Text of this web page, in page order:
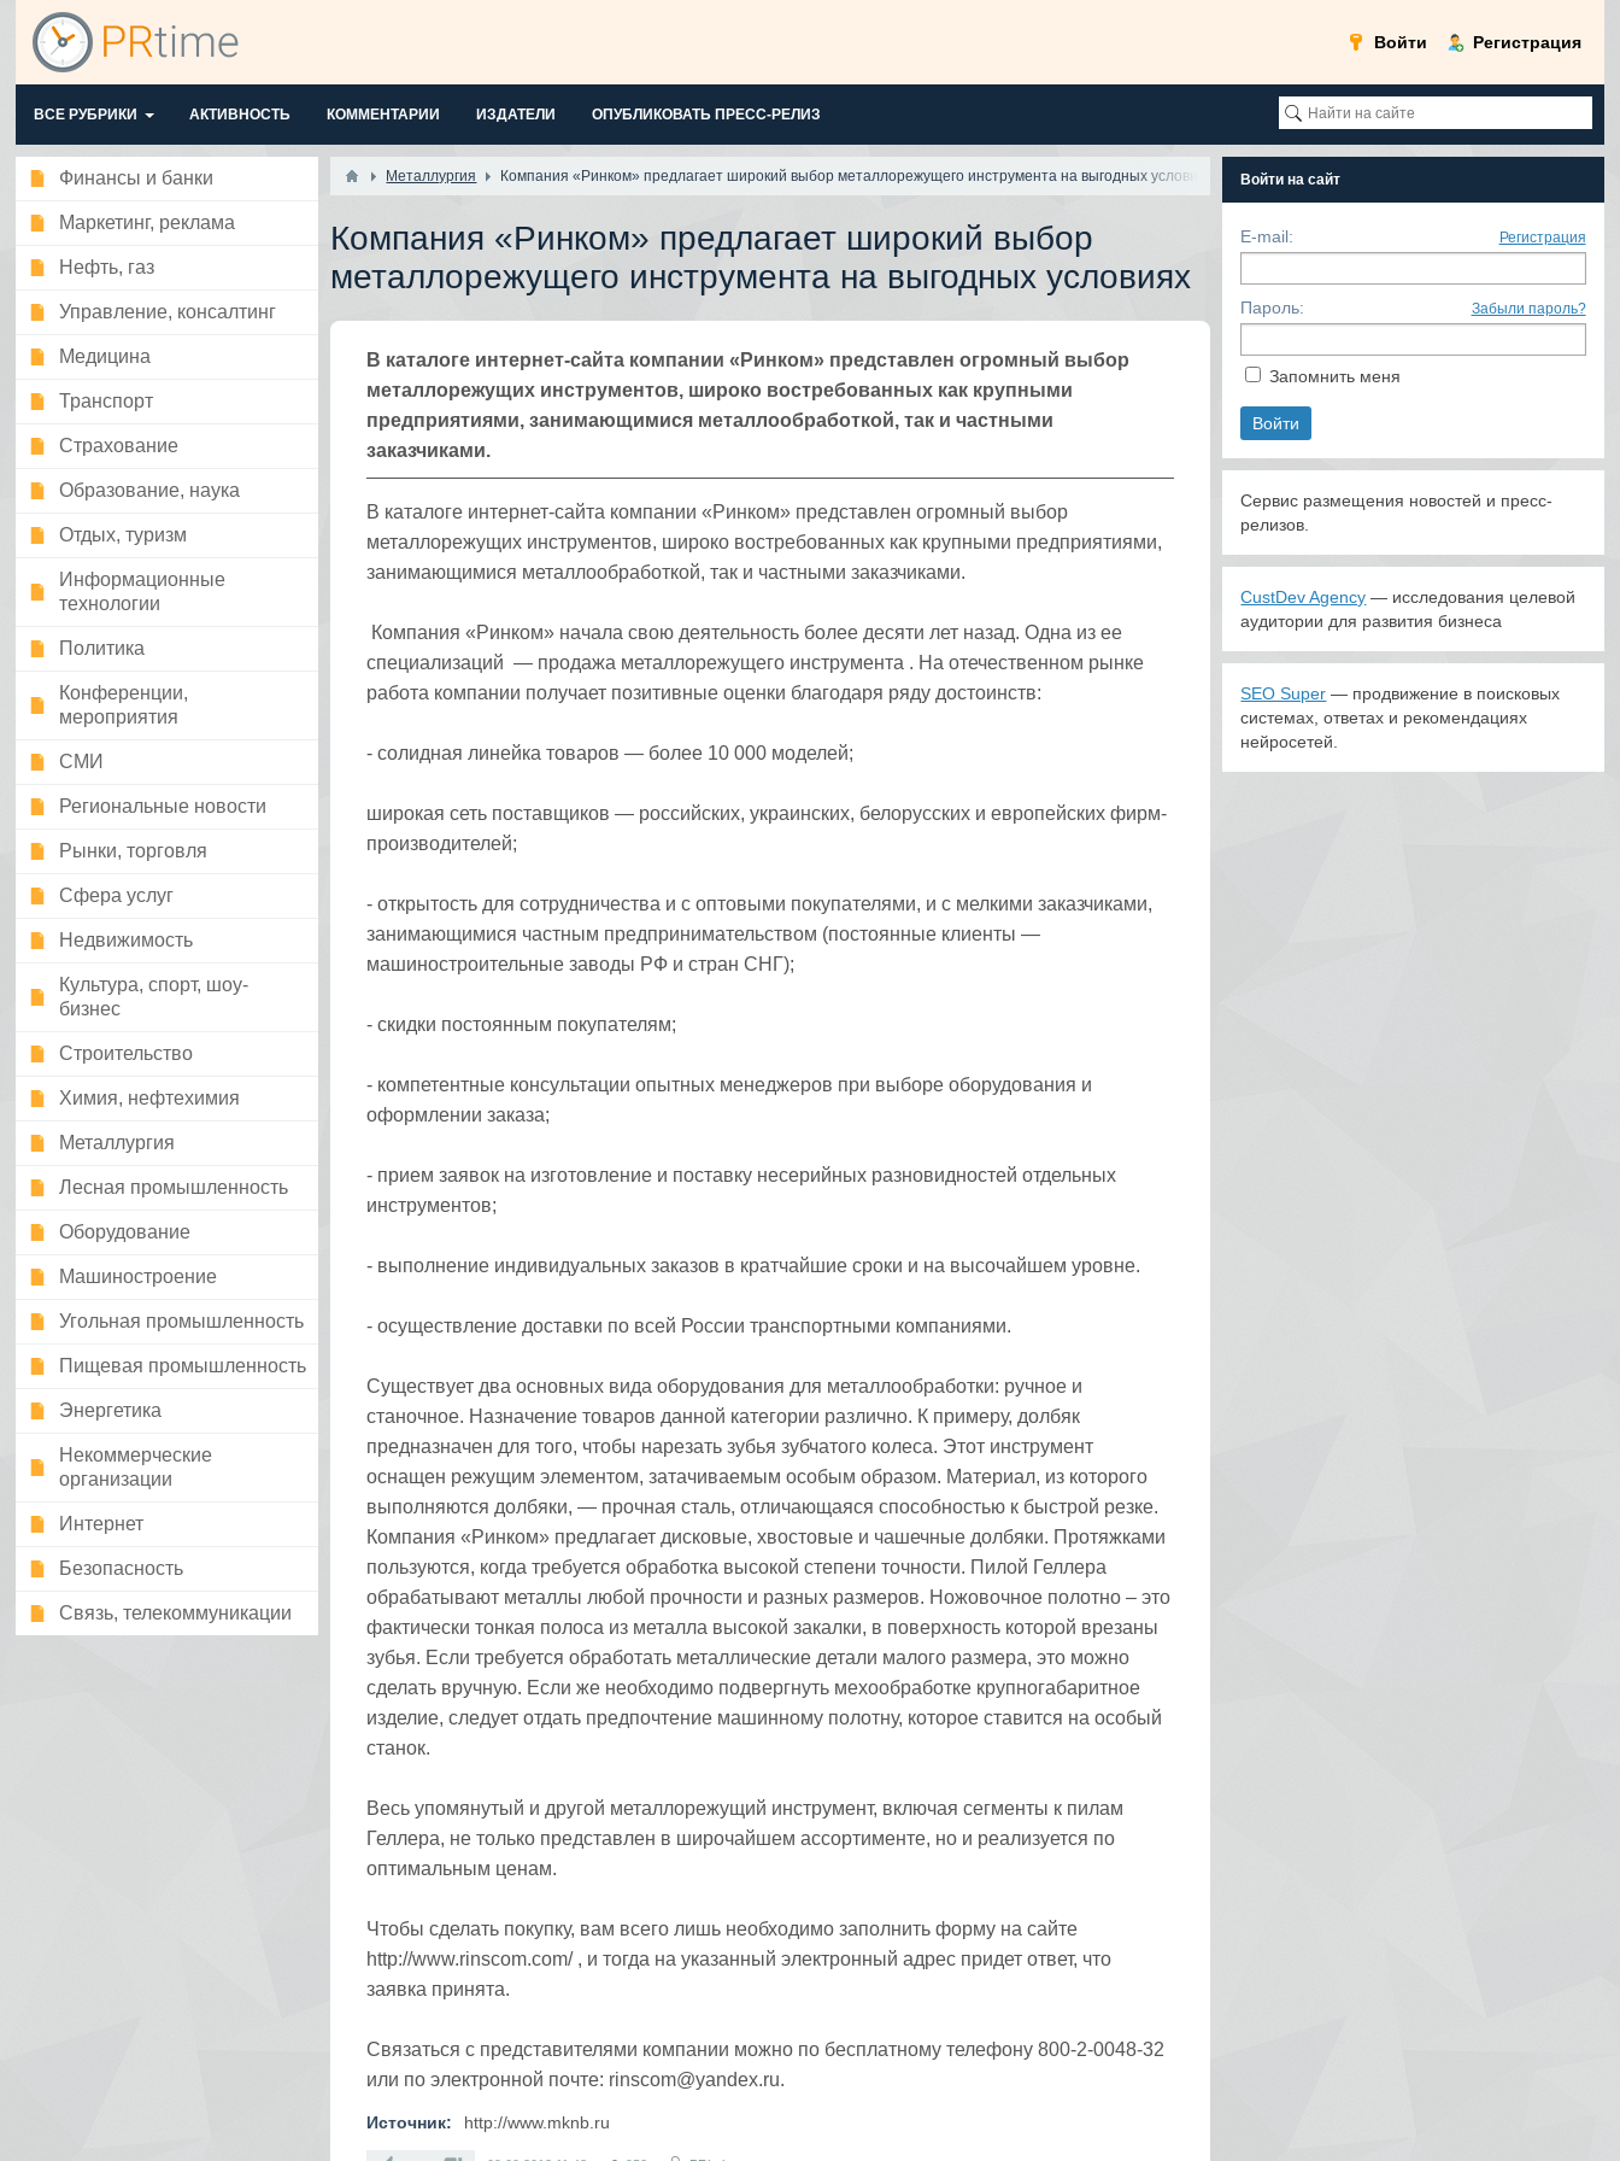
Войти Регистрация
ВСЕ РУБРИКИ АКТИВНОСТЬ КОММЕНТАРИИ ИЗДАТЕЛИ ОПУБЛИКОВАТЬ ПРЕСС-РЕЛИЗ
Финансы и банки
Маркетинг, реклама
Нефть, газ
Управление, консалтинг
Медицина
Транспорт
Страхование
Образование, наука
Отдых, туризм
Информационные
технологии
Политика
Конференции,
мероприятия
СМИ
Региональные новости
Рынки, торговля
Сфера услуг
Недвижимость
Культура, спорт, шоу-
бизнес
Строительство
Химия, нефтехимия
Металлургия
Лесная промышленность
Оборудование
Машиностроение
Угольная промышленность
Пищевая промышленность
Энергетика
Некоммерческие
организации
Интернет
Безопасность
Связь, телекоммуникации
Металлургия Компания «Ринком» предлагает широкий выбор металлорежущего инструмента на выгодных условиях
Компания «Ринком» предлагает широкий выбор
металлорежущего инструмента на выгодных условиях
В каталоге интернет-сайта компании «Ринком» представлен огромный выбор
металлорежущих инструментов, широко востребованных как крупными
предприятиями, занимающимися металлообработкой, так и частными
заказчиками.
В каталоге интернет-сайта компании «Ринком» представлен огромный выбор
металлорежущих инструментов, широко востребованных как крупными предприятиями,
занимающимися металлообработкой, так и частными заказчиками.
Компания «Ринком» начала свою деятельность более десяти лет назад. Одна из ее
специализаций — продажа металлорежущего инструмента . На отечественном рынке
работа компании получает позитивные оценки благодаря ряду достоинств:
- солидная линейка товаров — более 10 000 моделей;
широкая сеть поставщиков — российских, украинских, белорусских и европейских фирм-
производителей;
- открытость для сотрудничества и с оптовыми покупателями, и с мелкими заказчиками,
занимающимися частным предпринимательством (постоянные клиенты —
машиностроительные заводы РФ и стран СНГ);
- скидки постоянным покупателям;
- компетентные консультации опытных менеджеров при выборе оборудования и
оформлении заказа;
- прием заявок на изготовление и поставку несерийных разновидностей отдельных
инструментов;
- выполнение индивидуальных заказов в кратчайшие сроки и на высочайшем уровне.
- осуществление доставки по всей России транспортными компаниями.
Существует два основных вида оборудования для металлообработки: ручное и
станочное. Назначение товаров данной категории различно. К примеру, долбяк
предназначен для того, чтобы нарезать зубья зубчатого колеса. Этот инструмент
оснащен режущим элементом, затачиваемым особым образом. Материал, из которого
выполняются долбяки, — прочная сталь, отличающаяся способностью к быстрой резке.
Компания «Ринком» предлагает дисковые, хвостовые и чашечные долбяки. Протяжками
пользуются, когда требуется обработка высокой степени точности. Пилой Геллера
обрабатывают металлы любой прочности и разных размеров. Ножовочное полотно – это
фактически тонкая полоса из металла высокой закалки, в поверхность которой врезаны
зубья. Если требуется обработать металлические детали малого размера, это можно
сделать вручную. Если же необходимо подвергнуть мехообработке крупногабаритное
изделие, следует отдать предпочтение машинному полотну, которое ставится на особый
станок.
Весь упомянутый и другой металлорежущий инструмент, включая сегменты к пилам
Геллера, не только представлен в широчайшем ассортименте, но и реализуется по
оптимальным ценам.
Чтобы сделать покупку, вам всего лишь необходимо заполнить форму на сайте
http://www.rinscom.com/, и тогда на указанный электронный адрес придет ответ, что
заявка принята.
Связаться с представителями компании можно по бесплатному телефону 800-2-0048-32
или по электронной почте: rinscom@yandex.ru.
Источник: http://www.mknb.ru
Войти на сайт
E-mail: Регистрация
Пароль: Забыли пароль?
Запомнить меня
Сервис размещения новостей и пресс-
релизов.
CustDev Agency — исследования целевой
аудитории для развития бизнеса
SEO Super — продвижение в поисковых
системах, ответах и рекомендациях
нейросетей.